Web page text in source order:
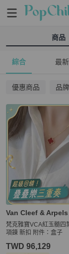
商品
綜合 最新
優惠商品 品牌
Van Cleef & Arpels
梵克雅寶VCA紅玉髓四
項鍊 新扣 附件：盒子
TWD 96,129